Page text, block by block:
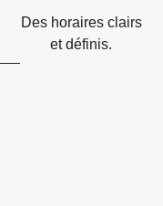
Des horaires clairs
et définis.